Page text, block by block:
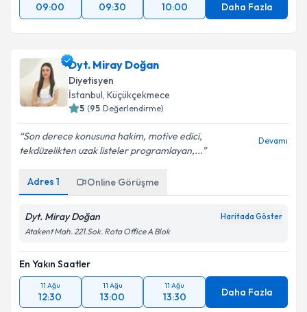
09:00
09:30 10:00 Daha Fazla
Dyt. Miray Doğan
Diyetisyen
İstanbul, Küçükçekmece
5 (95 Değerlendirme)
Son derece konusuna hakim, motive edici,
tekdüzelikten uzak listeler programlayan,...
Devamı
Adres 1 Online Görüşme
Dyt. Miray Doğan Haritada Göster
Atakent Mah. 221.Sok. Rota Office A Blok
En Yakın Saatler
11 Ağu
12:30
11 Ağu
13:00
11 Ağu
13:30 Daha Fazla